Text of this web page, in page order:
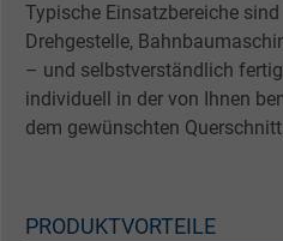
Typische Einsatzbereiche
Drehgestelle,
– und selbstverständlich
individuell in der von Ihnen
dem gewünschten
PRODUKTVORTEILE